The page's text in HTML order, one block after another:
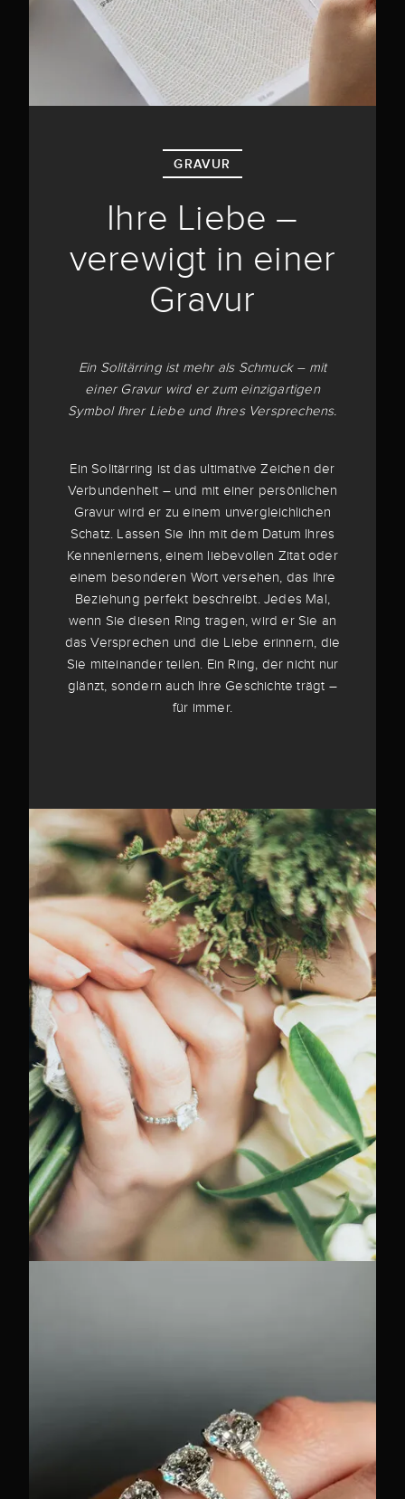
GRAVUR
Ihre Liebe –
verewigt in einer
Gravur
Ein Solitärring ist mehr als Schmuck – mit
einer Gravur wird er zum einzigartigen
Symbol Ihrer Liebe und Ihres Versprechens.
Ein Solitärring ist das ultimative Zeichen der
Verbundenheit – und mit einer persönlichen
Gravur wird er zu einem unvergleichlichen
Schatz. Lassen Sie ihn mit dem Datum Ihres
Kennenlernens, einem liebevollen Zitat oder
einem besonderen Wort versehen, das Ihre
Beziehung perfekt beschreibt. Jedes Mal,
wenn Sie diesen Ring tragen, wird er Sie an
das Versprechen und die Liebe erinnern, die
Sie miteinander teilen. Ein Ring, der nicht nur
glänzt, sondern auch Ihre Geschichte trägt –
für immer.